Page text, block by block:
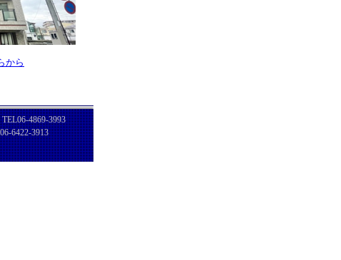
から
TEL06-4869-3993
6422-3913